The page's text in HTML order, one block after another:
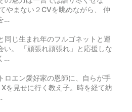
やまない２CVを眺めながら、 仲
…
同じ生まれ年のフルゴネットと運
い。 「頑張れ頑張れ」と応援しな
…
ロエン愛好家の恩師に、自らが手
を見せに行く教え子。時を経て紡